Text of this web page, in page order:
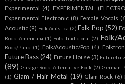
Experimental (4) EXPERIMENTAL
Experimental Electronic (8) Female Vocals
Acoustic (9) Folk Acústica (2) Folk Pop (52)
Rock. Americana (1) Folk Tradicional (2) Folk/
Rock/Punk (1) Folk/Acoustic/Pop (4)
Future Bass (24) Future House (3)
(89) Garage Rock. Alternative Rock (2) German
(1) Glam / Hair Metal (19) Glam Rock (6)